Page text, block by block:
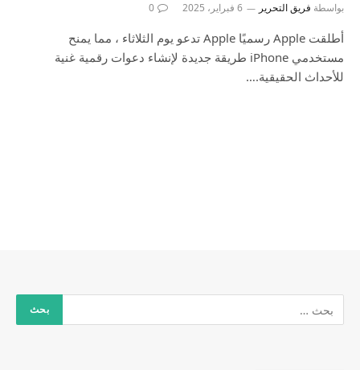
بواسطة فريق التحرير 6 فبراير، 2025 0
أطلقت Apple رسميًا Apple تدعو يوم الثلاثاء ، مما يمنح
مستخدمي iPhone طريقة جديدة لإنشاء دعوات رقمية غنية
للأحداث الحقيقية.…